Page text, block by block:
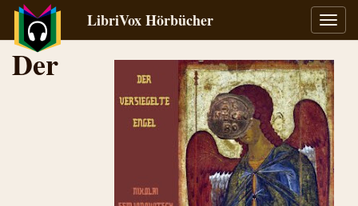
LibriVox Hörbücher
Der